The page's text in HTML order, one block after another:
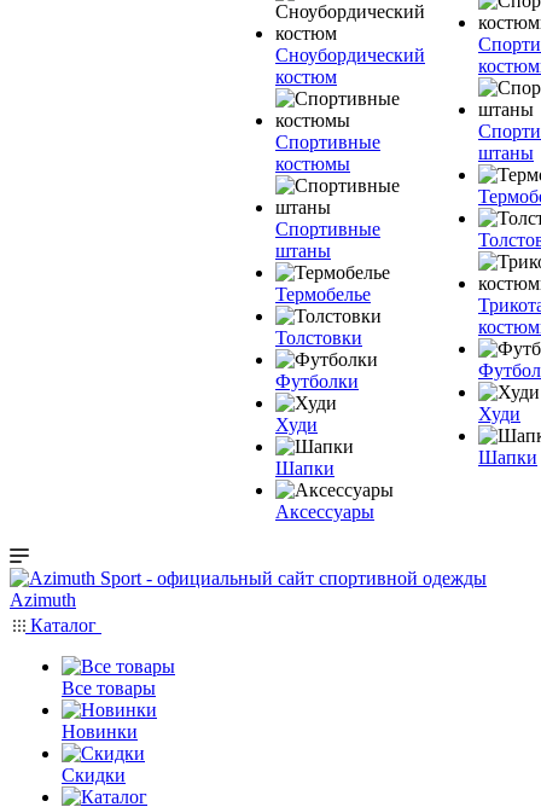
Сноубордический
костюм
Спортивные
костюмы
Спортивные
штаны
Термобелье
Толстовки
Футболки
Худи
Шапки
Аксессуары
штаны
Худи
Шапки
Каталог
Все товары
Новинки
Скидки